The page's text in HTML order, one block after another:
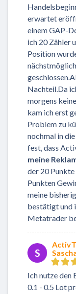
erwartet
einem GAP-
ich 20 Zähler
Position
Nachteil.Da
morgens
kam ich erst
Problem zu
nochmal in
fest, dass
meine
der 20
Punkten
meine
bestätigt und
Metatrader
S
Ich nutze den
0.1 - 0.5 Lot